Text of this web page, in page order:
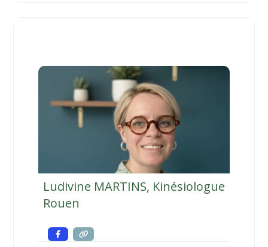
Ludivine MARTINS, Kinésiologue
Rouen